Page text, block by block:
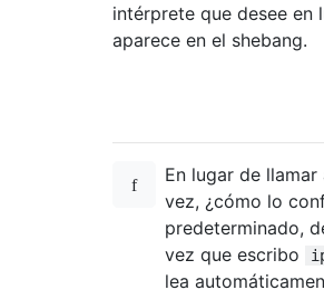
intérprete que desee en
aparece en el shebang.
En lugar de
vez, ¿cómo lo
predeterminado,
vez que escribo
lea